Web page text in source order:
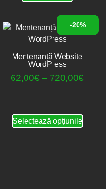
-20%
Mentenanță Website
WordPress
62,00€ – 720,00€
Selectează opțiunile